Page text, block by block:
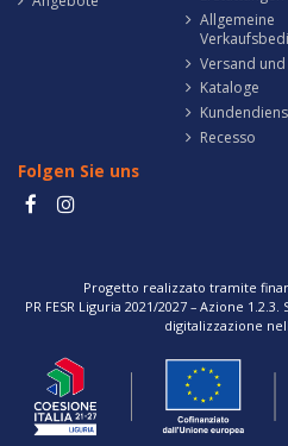
Allgemeine
Versand
Kataloge
Recesso
Folgen Sie uns
Progetto realizzato tramite
PR FESR Liguria 2021/2027 – Azione
digitalizzazione